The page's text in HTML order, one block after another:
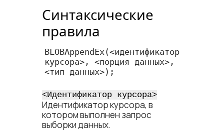
Синтаксические
правила
BLOBAppendEx(<​идентификатор
курсора​>, <​порция данных​>,
<​тип данных​>);
<​Идентификатор курсора​>
Идентификатор курсора, в
котором выполнен запрос
выборки данных.